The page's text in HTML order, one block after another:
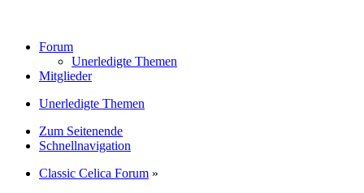
Forum
Unerledigte Themen
Mitglieder
Unerledigte Themen
Zum Seitenende
Schnellnavigation
Classic Celica Forum »